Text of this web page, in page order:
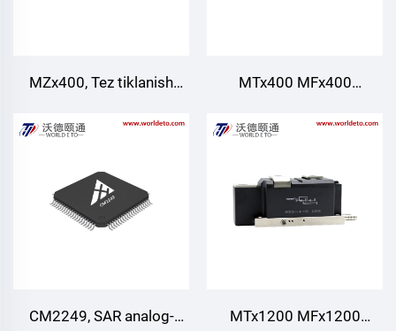
MZx400, Tez tiklanish
sovutish, TECHSEM
MTx400 MFx400
modullari,Suvni sovutish
CM2249, SAR analog-
MTx1200 MFx1200